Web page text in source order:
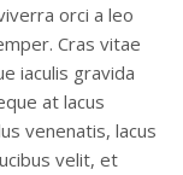
orci a leo
Cras vitae
iaculis gravida
at lacus
venenatis, lacus
velit, et